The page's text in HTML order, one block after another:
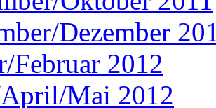
Dezember
Februar 2012
Mai 2012